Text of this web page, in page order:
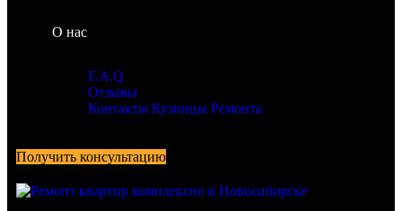
О нас
F.A.Q
Отзывы
Контакты Кузницы Ремонта
Получить консультацию